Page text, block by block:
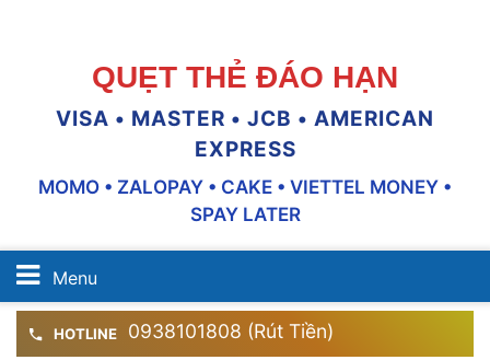
QUẸT THẺ ĐÁO HẠN
VISA • MASTER • JCB • AMERICAN
EXPRESS
MOMO • ZALOPAY • CAKE • VIETTEL MONEY •
SPAY LATER
Menu
HOTLINE 0938101808 (Rút Tiền)